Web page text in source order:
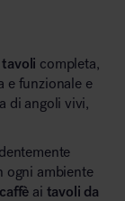
completa,
e funzionale e
di angoli vivi,
ogni ambiente
ai tavoli da